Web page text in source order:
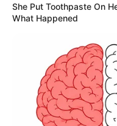
She Put Toothpaste On
What Happened